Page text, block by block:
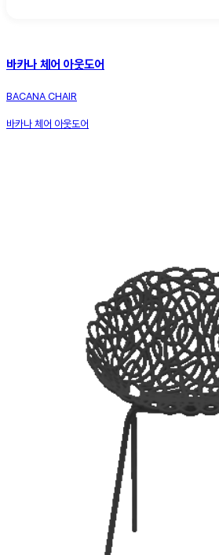
바카나 체어 아웃도어
BACANA CHAIR
바카나 체어 아웃도어